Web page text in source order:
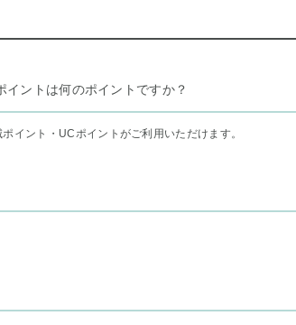
ントは何のポイントですか？
イント・UCポイントがご利用いただけます。